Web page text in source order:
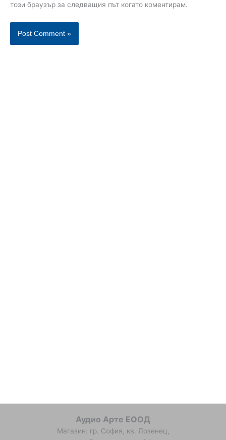
този браузър за следващия път когато коментирам.
Аудио Арте ЕООД
Магазин: гр. София, кв. Лозенец,